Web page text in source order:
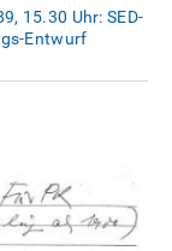
15.30 Uhr: SED-
Entwurf